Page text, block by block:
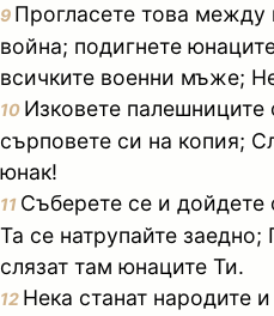
9 Прогласете това между
война; подигнете
всичките военни мъже;
10 Изковете
сърповете си на копия;
юнак!
11 Съберете се и дойдете
Та се натрупайте
слязат там юнаците Ти.
12 Нека станат народите